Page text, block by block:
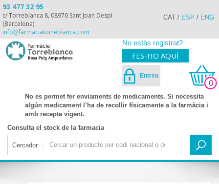
93 477 32 95
c/ Torreblanca 8, 08970 Sant Joan Despí
(Barcelona)
info@farmaciatorreblanca.com
CAT / ESP / ENG
No estàs registrat?
FES-HO AQUÍ
Entreu
0
No es permet fer enviaments de medicaments. Si necessita
algún medicament l’ha de recollir físicamente a la farmàcia i
amb recepta vigent.
Consulta el stock de la farmacia
Cercador